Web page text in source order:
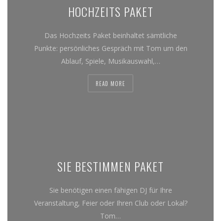
HOCHZEITS PAKET
Das Hochzeits Paket beinhaltet sämtliche
Punkte: persönliches Gespräch mit Tom um den
Ablauf, Spiele, Musikauswahl,…
READ MORE
SIE BESTIMMEN PAKET
Sie benötigen einen fähigen DJ für Ihre
Veranstaltung, Feier oder Ihren Club oder Lokal?
Tom…